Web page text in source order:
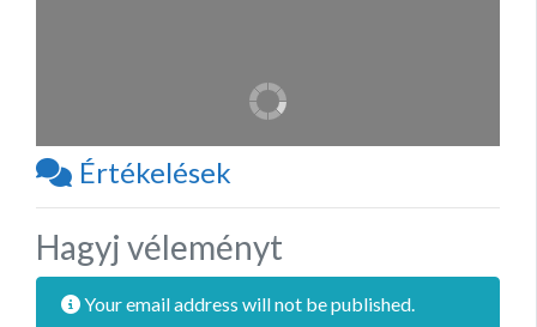
Értékelések
Hagyj véleményt
Your email address will not be published.